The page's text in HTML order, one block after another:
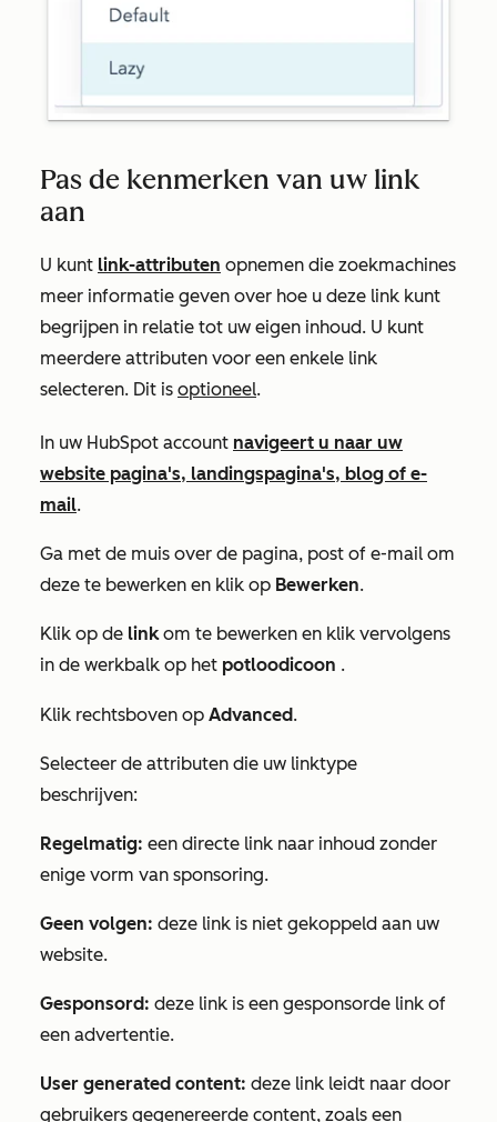
Pas de kenmerken van uw link
aan
U kunt link-attributen opnemen die zoekmachines
meer informatie geven over hoe u deze link kunt
begrijpen in relatie tot uw eigen inhoud. U kunt
meerdere attributen voor een enkele link
selecteren. Dit is optioneel.
In uw HubSpot account navigeert u naar uw
website pagina's, landingspagina's, blog of e-
mail.
Ga met de muis over de pagina, post of e-mail om
deze te bewerken en klik op Bewerken.
Klik op de linkom te bewerken en klik vervolgens
in de werkbalk op het potloodicoon .
Klik rechtsboven op Advanced.
Selecteer de attributen die uw linktype
beschrijven:
Regelmatig: een directe link naar inhoud zonder
enige vorm van sponsoring.
Geen volgen: deze link is niet gekoppeld aan uw
website.
Gesponsord: deze link is een gesponsorde link of
een advertentie.
User generated content: deze link leidt naar door
gebruikers gegenereerde content, zoals een